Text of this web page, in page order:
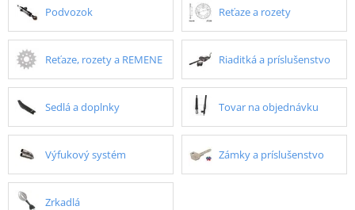
Podvozok Reťaze a rozety
Reťaze, rozety a REMENE Riaditká a príslušenstvo
Sedlá a doplnky Tovar na objednávku
Výfukový systém Zámky a príslušenstvo
Zrkadlá